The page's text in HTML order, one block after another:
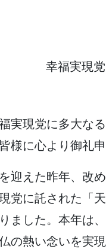
幸福実現
実現党に多大な
様に心より御礼申
迎えた昨年、改
党に託された「
ました。本年は
の熱い念いを実